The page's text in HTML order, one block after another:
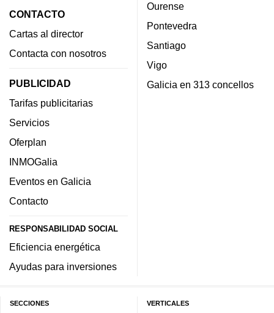
CONTACTO
Cartas al director
Contacta con nosotros
PUBLICIDAD
Tarifas publicitarias
Servicios
Oferplan
INMOGalia
Eventos en Galicia
Contacto
RESPONSABILIDAD SOCIAL
Eficiencia energética
Ayudas para inversiones
Ourense
Pontevedra
Santiago
Vigo
Galicia en 313 concellos
SECCIONES VERTICALES